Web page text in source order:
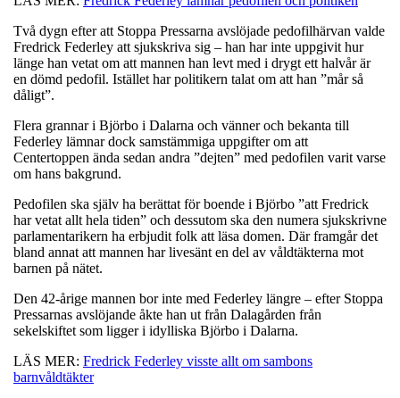
Två dygn efter att Stoppa Pressarna avslöjade pedofilhärvan valde
Fredrick Federley att sjukskriva sig – han har inte uppgivit hur
länge han vetat om att mannen han levt med i drygt ett halvår är
en dömd pedofil. Istället har politikern talat om att han ”mår så
dåligt”.
Flera grannar i Björbo i Dalarna och vänner och bekanta till
Federley lämnar dock samstämmiga uppgifter om att
Centertoppen ända sedan andra ”dejten” med pedofilen varit varse
om hans bakgrund.
Pedofilen ska själv ha berättat för boende i Björbo ”att Fredrick
har vetat allt hela tiden” och dessutom ska den numera sjukskrivne
parlamentarikern ha erbjudit folk att läsa domen. Där framgår det
bland annat att mannen har livesänt en del av våldtäkterna mot
barnen på nätet.
Den 42-årige mannen bor inte med Federley längre – efter Stoppa
Pressarnas avslöjande åkte han ut från Dalagården från
sekelskiftet som ligger i idylliska Björbo i Dalarna.
LÄS MER: Fredrick Federley visste allt om sambons
barnvåldtäkter